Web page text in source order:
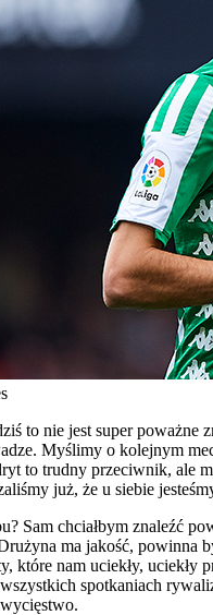
to nie jest super poważne
Myślimy o kolejnym
to trudny przeciwnik, ale
już, że u siebie
Sam chciałbym znaleźć
ma jakość, powinna
które nam uciekły, uciekły
spotkaniach